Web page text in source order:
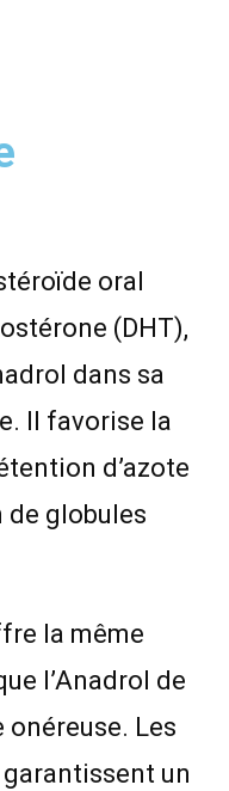
oral
(DHT),
dans sa
Il favorise la
d’azote
globules
la même
l’Anadrol de
onéreuse. Les
un